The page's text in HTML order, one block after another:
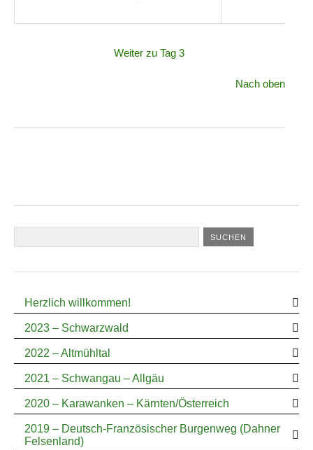
Weiter zu Tag 3
Nach oben
Herzlich willkommen!
2023 – Schwarzwald
2022 – Altmühltal
2021 – Schwangau – Allgäu
2020 – Karawanken – Kärnten/Österreich
2019 – Deutsch-Französischer Burgenweg (Dahner
Felsenland)